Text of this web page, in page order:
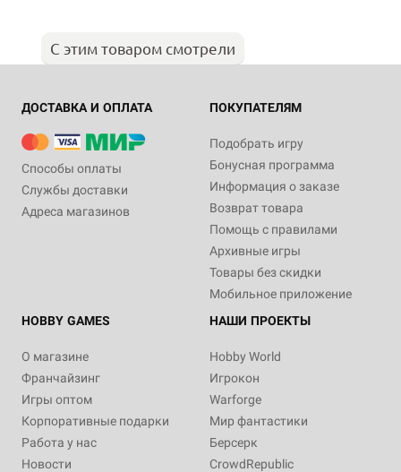
С этим товаром смотрели
ДОСТАВКА И ОПЛАТА
Способы оплаты
Службы доставки
Адреса магазинов
ПОКУПАТЕЛЯМ
Подобрать игру
Бонусная программа
Информация о заказе
Возврат товара
Помощь с правилами
Архивные игры
Товары без скидки
Мобильное приложение
HOBBY GAMES
О магазине
Франчайзинг
Игры оптом
Корпоративные подарки
Работа у нас
Новости
НАШИ ПРОЕКТЫ
Hobby World
Игрокон
Warforge
Мир фантастики
Берсерк
CrowdRepublic